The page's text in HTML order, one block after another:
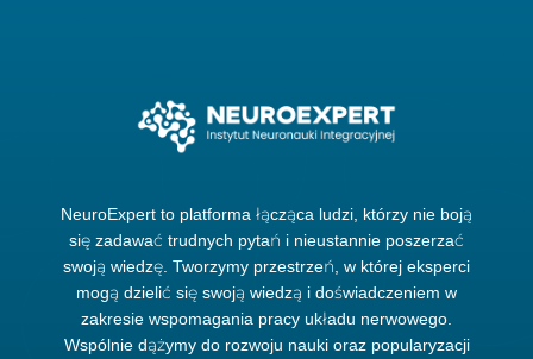
NeuroExpert to platforma łącząca ludzi, którzy nie boją
się zadawać trudnych pytań i nieustannie poszerzać
swoją wiedzę. Tworzymy przestrzeń, w której eksperci
mogą dzielić się swoją wiedzą i doświadczeniem w
zakresie wspomagania pracy układu nerwowego.
Wspólnie dążymy do rozwoju nauki oraz popularyzacji